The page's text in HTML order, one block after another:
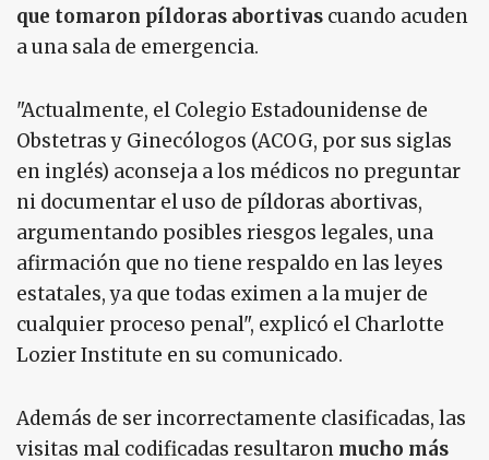
que tomaron píldoras abortivas cuando acuden
a una sala de emergencia.
"Actualmente, el Colegio Estadounidense de
Obstetras y Ginecólogos (ACOG, por sus siglas
en inglés) aconseja a los médicos no preguntar
ni documentar el uso de píldoras abortivas,
argumentando posibles riesgos legales, una
afirmación que no tiene respaldo en las leyes
estatales, ya que todas eximen a la mujer de
cualquier proceso penal", explicó el Charlotte
Lozier Institute en su comunicado.
Además de ser incorrectamente clasificadas, las
visitas mal codificadas resultaron mucho más